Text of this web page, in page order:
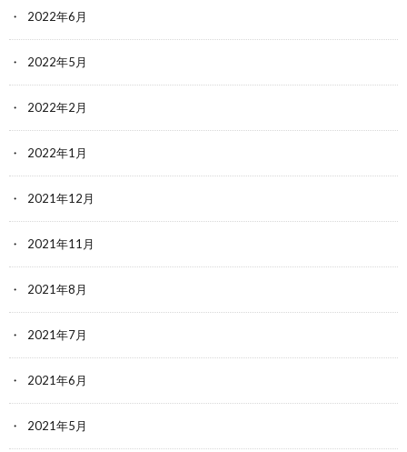
2022年6月
2022年5月
2022年2月
2022年1月
2021年12月
2021年11月
2021年8月
2021年7月
2021年6月
2021年5月